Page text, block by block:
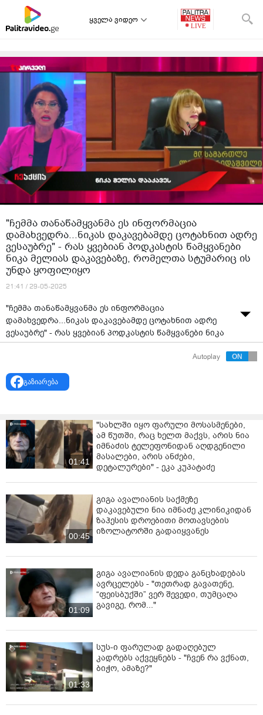
ყველა ვიდეო
"ჩემმა თანაწამყვანმა ეს ინფორმაცია
დამახვედრა...ნიკას დაკავებამდე ცოტახნით ადრე
ვესაუბრე" - რას ყვებიან პოდკასტის წამყვანები
ნიკა მელიას დაკავებაზე, რომელთა სტუმარიც ის
უნდა ყოფილიყო
21:41 / 29-05-2025
"ჩემმა თანაწამყვანმა ეს ინფორმაცია
დამახვედრა...ნიკას დაკავებამდე ცოტახნით ადრე
ვესაუბრე" - რას ყვებიან პოდკასტის წამყვანები ნიკა
მელიას დაკავებაზე, რომელთა სტუმარიც ის უნდა
ვიდეო: "TV პირველი"
Autoplay
გაზიარება
01:41
"სახლში იყო ფარული მოსასმენები,
ამ წუთში, რაც ხელთ მაქვს, არის ნია
იმნაძის ტელეფონიდან აღდგენილი
მასალები, არის ანძები,
დეტალურები" - ეკა კუპატაძე
00:45
გიგა ავალიანის საქმეზე
დაკავებული ნია იმნაძე კლინიკიდან
ზაჰესის დროებითი მოთავსების
იზოლატორში გადაიყვანეს
01:09
გიგა ავალიანის დედა განცხადებას
ავრცელებს - "თეთრად გავათენე,
“ფეისბუქში” ვერ შევედი, თუმცაღა
გავიგე, რომ..."
01:33
სუს-ი ფარულად გადაღებულ
კადრებს აქვეყნებს - "ჩვენ რა ვქნათ,
ბიჭო, ამაზე?"